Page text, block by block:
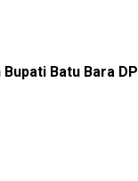
Batu Bara